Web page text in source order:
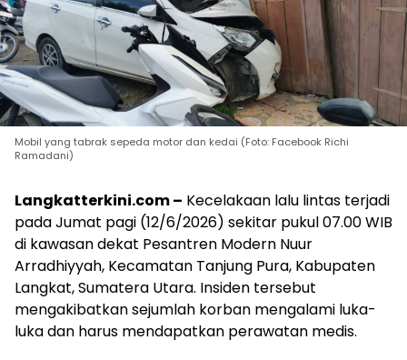
Mobil yang tabrak sepeda motor dan kedai (Foto: Facebook Richi
Ramadani)
Langkatterkini.com – Kecelakaan lalu lintas terjadi
pada Jumat pagi (12/6/2026) sekitar pukul 07.00 WIB
di kawasan dekat Pesantren Modern Nuur
Arradhiyyah, Kecamatan Tanjung Pura, Kabupaten
Langkat, Sumatera Utara. Insiden tersebut
mengakibatkan sejumlah korban mengalami luka-
luka dan harus mendapatkan perawatan medis.